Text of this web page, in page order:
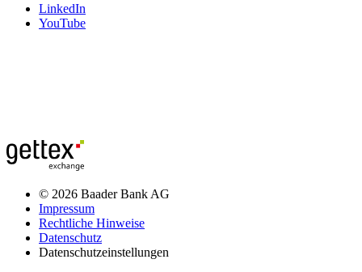
LinkedIn
YouTube
© 2026 Baader Bank AG
Impressum
Rechtliche Hinweise
Datenschutz
Datenschutzeinstellungen